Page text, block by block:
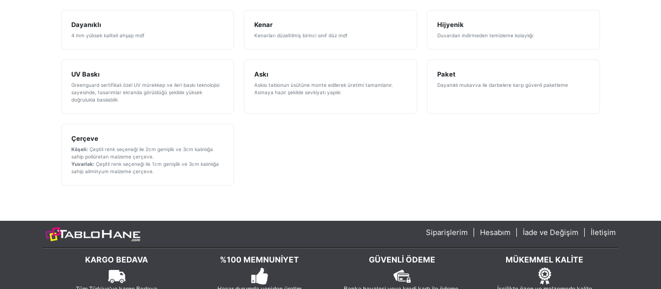
Dayanıklı
4 mm yüksek kaliteli ahşap mdf
Kenar
Kenarları düzeltilmiş birinci sınıf düz mdf
Hijyenik
Duvardan indirmeden temizleme kolaylığı
UV Baskı
Greenguard sertifikalı özel UV mürekkep ve ileri baskı teknolojisi
sayesinde, tasarımlar ekranda görüldüğü şekilde yüksek
doğrulukla basılabilir.
Askı
Askısı tablonun üsütüne monte edilerek üretimi tamamlanır.
Asmaya hazır şekilde sevkiyatı yapılır.
Paket
Dayanıklı mukavva ile darbelere karşı güvenli paketleme
Çerçeve
Köşeli: Çeşitli renk seçeneği ile 2cm genişlik ve 3cm kalınlığa
sahip poliüretan malzeme çerçeve.
Yuvarlak: Çeşitli renk seçeneği ile 1cm genişlik ve 3cm kalınlığa
sahip aliminyum malzeme çerçeve.
Siparişlerim Hesabım İade ve Değişim İletişim
KARGO BEDAVA %100 MEMNUNIYET GÜVENLI ÖDEME MÜKEMMEL KALITE